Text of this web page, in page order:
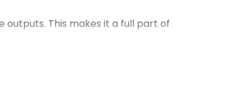
This makes it a full part of
compatible. It is